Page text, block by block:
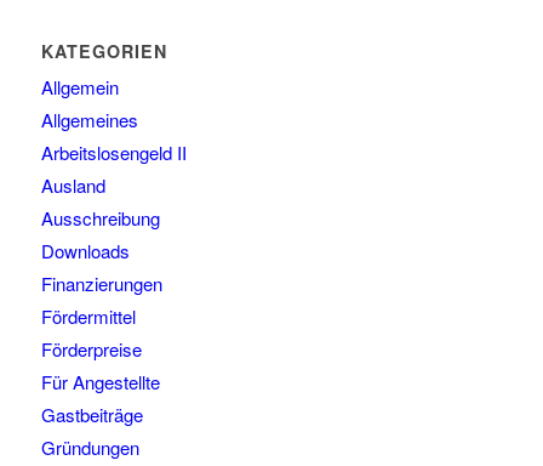
KATEGORIEN
Allgemein
Allgemeines
Arbeitslosengeld II
Ausland
Ausschreibung
Downloads
Finanzierungen
Fördermittel
Förderpreise
Für Angestellte
Gastbeiträge
Gründungen